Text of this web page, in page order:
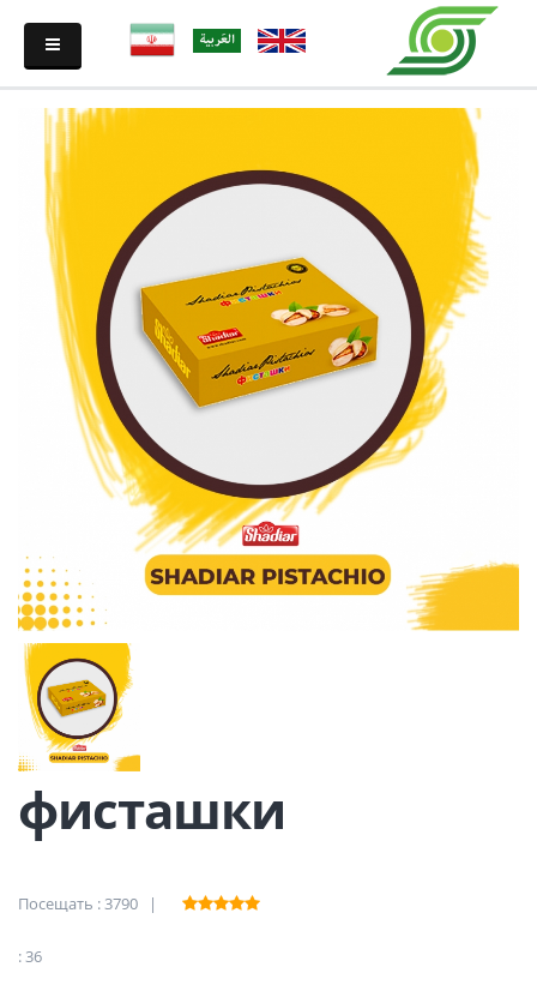
фисташки
Посещать : 3790 |
: 36